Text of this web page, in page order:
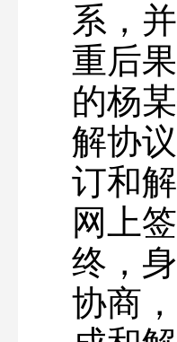
系，
重后
的杨
解协
订和
网上
终，
协商